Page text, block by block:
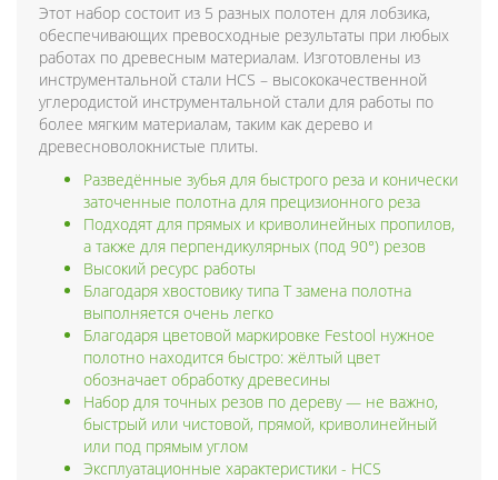
Этот набор состоит из 5 разных полотен для лобзика,
обеспечивающих превосходные результаты при любых
работах по древесным материалам. Изготовлены из
инструментальной стали HCS – высококачественной
углеродистой инструментальной стали для работы по
более мягким материалам, таким как дерево и
древесноволокнистые плиты.
Разведённые зубья для быстрого реза и конически
заточенные полотна для прецизионного реза
Подходят для прямых и криволинейных пропилов,
а также для перпендикулярных (под 90°) резов
Высокий ресурс работы
Благодаря хвостовику типа T замена полотна
выполняется очень легко
Благодаря цветовой маркировке Festool нужное
полотно находится быстро: жёлтый цвет
обозначает обработку древесины
Набор для точных резов по дереву — не важно,
быстрый или чистовой, прямой, криволинейный
или под прямым углом
Эксплуатационные характеристики - HCS